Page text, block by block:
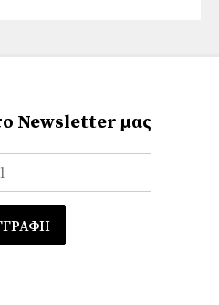
Newsletter μας